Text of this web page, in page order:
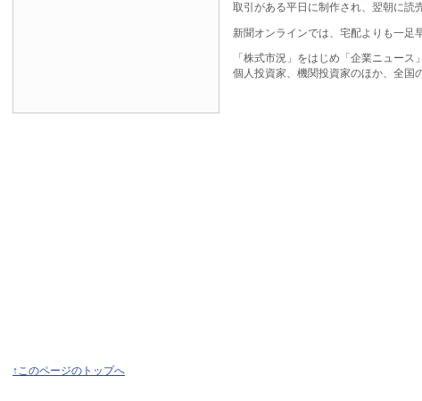
取引がある平日に制作され、翌朝に読
新聞オンラインでは、宅配よりも一足
「株式市況」をはじめ「企業ニュー
個人投資家、機関投資家のほか、全国
↑このページのトップへ